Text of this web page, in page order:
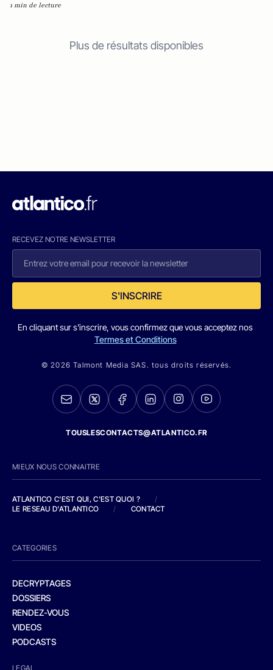
1 min de lecture
Plus de résultats disponibles
RECEVEZ NOTRE NEWSLETTER
S'INSCRIRE
En cliquant sur s'inscrire, vous confirmez que vous acceptez nos
Termes et Conditions
© 2026 Talmont Media SAS. tous droits réservés.
TOUSLESCONTACTS@ATLANTICO.FR
MIEUX NOUS CONNAITRE
ATLANTICO C'EST QUI, C'EST QUOI ?
/
LE RESEAU D'ATLANTICO
/ CONTACT
CATEGORIES
DECRYPTAGES
DOSSIERS
RENDEZ-VOUS
VIDEOS
PODCASTS
LEGAL